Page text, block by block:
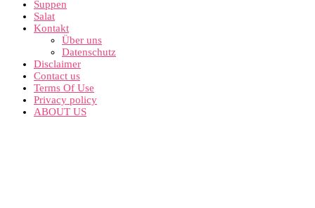
Suppen
Salat
Kontakt
Über uns
Datenschutz
Disclaimer
Contact us
Terms Of Use
Privacy policy
ABOUT US